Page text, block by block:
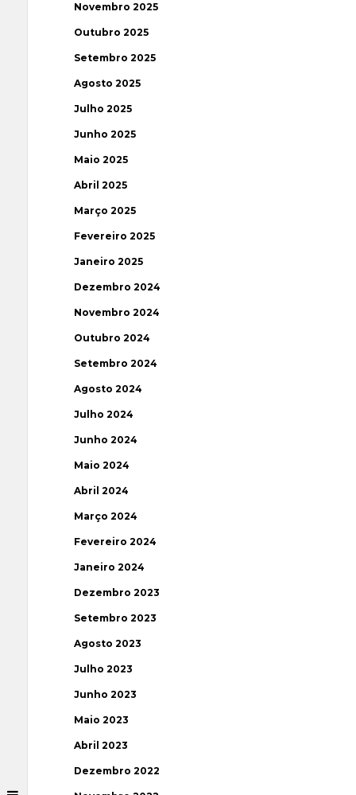
Novembro 2025
Outubro 2025
Setembro 2025
Agosto 2025
Julho 2025
Junho 2025
Maio 2025
Abril 2025
Março 2025
Fevereiro 2025
Janeiro 2025
Dezembro 2024
Novembro 2024
Outubro 2024
Setembro 2024
Agosto 2024
Julho 2024
Junho 2024
Maio 2024
Abril 2024
Março 2024
Fevereiro 2024
Janeiro 2024
Dezembro 2023
Setembro 2023
Agosto 2023
Julho 2023
Junho 2023
Maio 2023
Abril 2023
Dezembro 2022